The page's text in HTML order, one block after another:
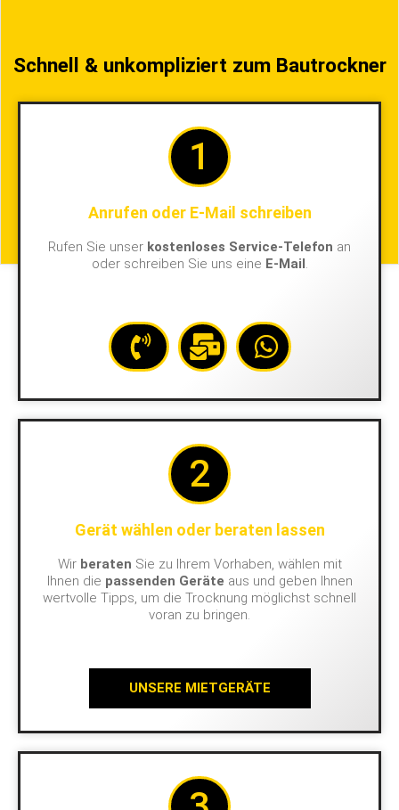
Schnell & unkompliziert zum Bautrockner
1
Anrufen oder E-Mail schreiben
Rufen Sie unser kostenloses Service-Telefon an
oder schreiben Sie uns eine E-Mail.
2
Gerät wählen oder beraten lassen
Wir beraten Sie zu Ihrem Vorhaben, wählen mit
Ihnen die passenden Geräte aus und geben Ihnen
wertvolle Tipps, um die Trocknung möglichst schnell
voran zu bringen.
UNSERE MIETGERÄTE